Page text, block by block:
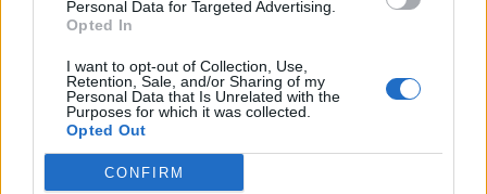
Personal Data for Targeted Advertising.
Opted In
I want to opt-out of Collection, Use,
Retention, Sale, and/or Sharing of my
Personal Data that Is Unrelated with the
Purposes for which it was collected.
Opted Out
CONFIRM
Για περισσότερες πληροφορίες:
ΙΕΚ ΑΛΦΑ Αθήνας:Πατησίων 31, 210 5279500
ΙΕΚ ΑΛΦΑ Πειραιά:Φίλωνος 39, 210 41 20313
ΙΕΚ ΑΛΦΑ Γλυφάδας:Λ. Βουλιαγμένης 57, 210